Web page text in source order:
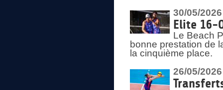
30/05/2026
Elite 16-
Le Beach
bonne prestation de
la cinquième place.
26/05/2026